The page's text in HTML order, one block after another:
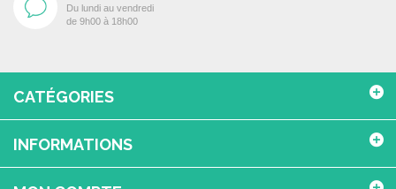
Du lundi au vendredi
de 9h00 à 18h00
CATÉGORIES
INFORMATIONS